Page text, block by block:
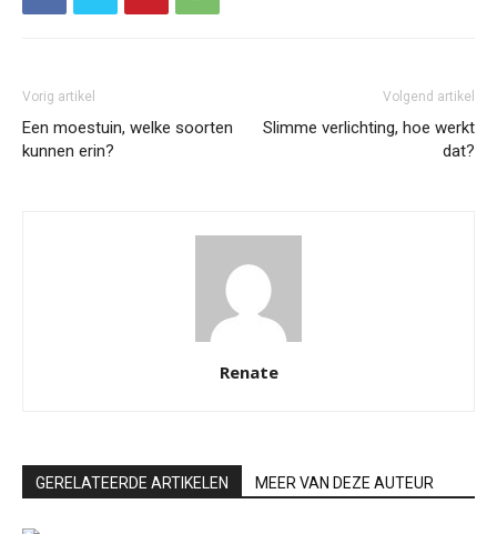
Vorig artikel
Een moestuin, welke soorten
kunnen erin?
Volgend artikel
Slimme verlichting, hoe werkt
dat?
Renate
GERELATEERDE ARTIKELEN MEER VAN DEZE AUTEUR